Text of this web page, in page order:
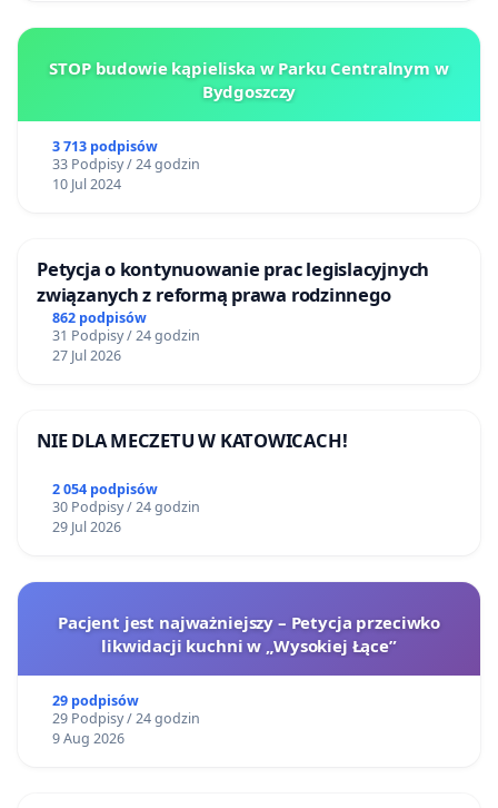
STOP budowie kąpieliska w Parku Centralnym w
Bydgoszczy
3 713 podpisów
33 Podpisy / 24 godzin
10 Jul 2024
Petycja o kontynuowanie prac legislacyjnych
związanych z reformą prawa rodzinnego
862 podpisów
31 Podpisy / 24 godzin
27 Jul 2026
NIE DLA MECZETU W KATOWICACH!
2 054 podpisów
30 Podpisy / 24 godzin
29 Jul 2026
Pacjent jest najważniejszy – Petycja przeciwko
likwidacji kuchni w „Wysokiej Łące”
29 podpisów
29 Podpisy / 24 godzin
9 Aug 2026